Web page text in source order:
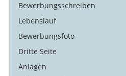
Bewerbungsschreiben
Lebenslauf
Bewerbungsfoto
Dritte Seite
Anlagen